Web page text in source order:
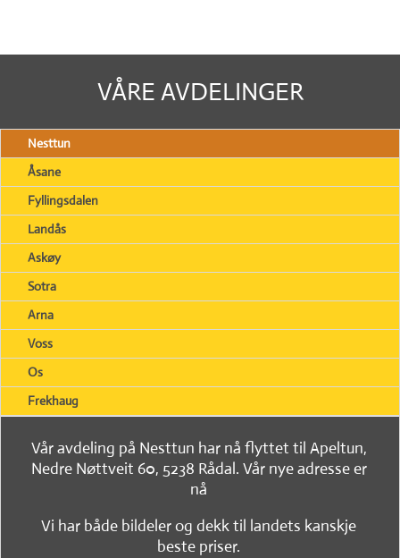
VÅRE AVDELINGER
Nesttun
Åsane
Fyllingsdalen
Landås
Askøy
Sotra
Arna
Voss
Os
Frekhaug
Vår avdeling på Nesttun har nå flyttet til Apeltun,
Nedre Nøttveit 60, 5238 Rådal. Vår nye adresse er
nå
Vi har både bildeler og dekk til landets kanskje
beste priser.